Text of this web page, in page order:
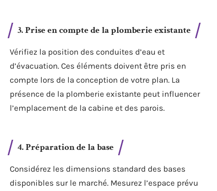
3. Prise en compte de la plomberie existante
Vérifiez la position des conduites d’eau et
d’évacuation. Ces éléments doivent être pris en
compte lors de la conception de votre plan. La
présence de la plomberie existante peut influencer
l’emplacement de la cabine et des parois.
4. Préparation de la base
Considérez les dimensions standard des bases
disponibles sur le marché. Mesurez l’espace prévu